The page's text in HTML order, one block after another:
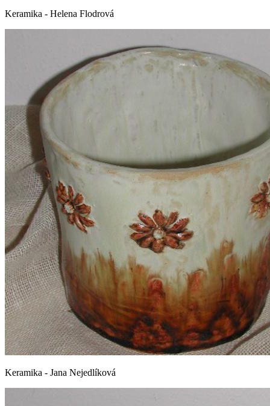
Keramika - Helena Flodrová
Keramika - Jana Nejedlíková